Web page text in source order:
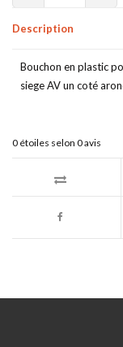
Description
Bouchon en plastic
siege AV un coté
0 étoiles selon 0avis